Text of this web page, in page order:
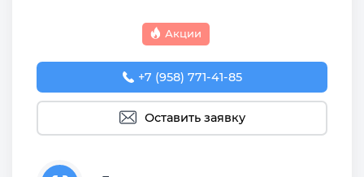
Акции
+7 (958) 771-41-85
Оставить заявку